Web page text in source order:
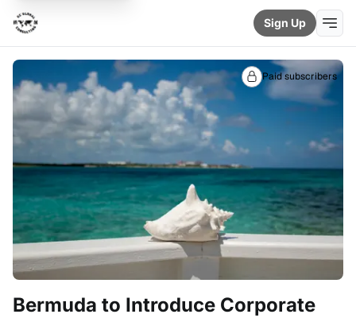
Sign Up
Paid subscribers
Bermuda to Introduce Corporate